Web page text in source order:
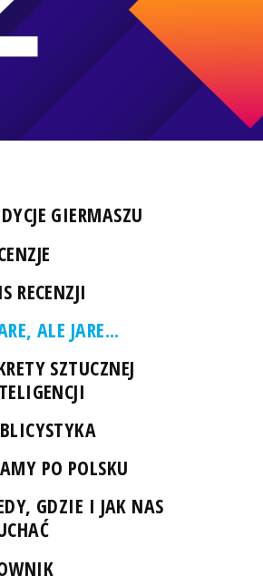
GIERMASZU
RECENZJI
ALE JARE...
SZTUCZNEJ
PO POLSKU
GDZIE I JAK NAS